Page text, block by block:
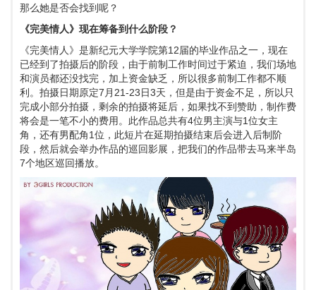
那么她是否会找到呢？
《完美情人》现在筹备到什么阶段？
《完美情人》是新纪元大学学院第12届的毕业作品之一，现在
已经到了拍摄后的阶段，由于前制工作时间过于紧迫，我们场地
和演员都还没找完，加上资金缺乏，所以很多前制工作都不顺
利。拍摄日期原定7月21-23日3天，但是由于资金不足，所以只
完成小部分拍摄，剩余的拍摄将延后，如果找不到赞助，制作费
将会是一笔不小的费用。此作品总共有4位男主演与1位女主
角，还有男配角1位，此短片在延期拍摄结束后会进入后制阶
段，然后就会举办作品的巡回影展，把我们的作品带去马来半岛
7个地区巡回播放。